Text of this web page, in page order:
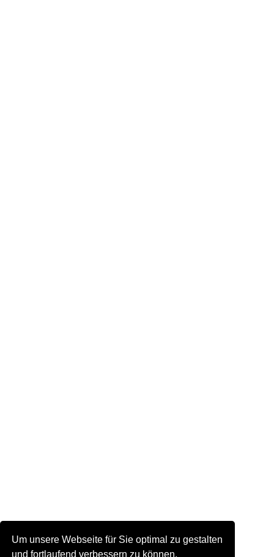
Um unsere Webseite für Sie optimal zu gestalten
und fortlaufend verbessern zu können,